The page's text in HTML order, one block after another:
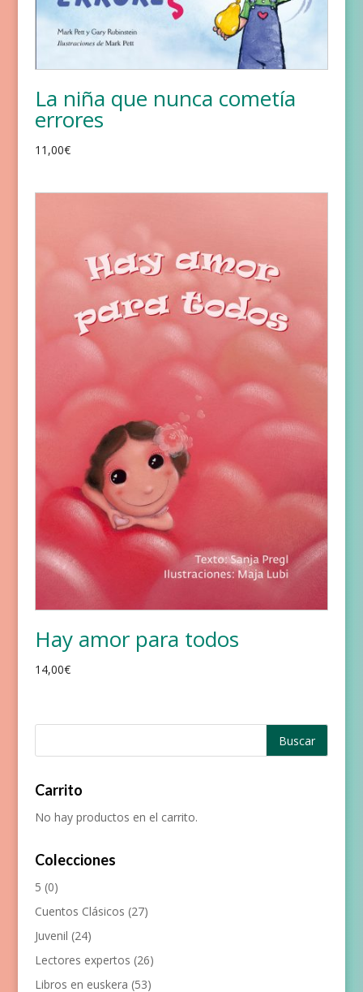
La niña que nunca cometía
errores
11,00€
Hay amor para todos
14,00€
Carrito
No hay productos en el carrito.
Colecciones
5 (0)
Cuentos Clásicos (27)
Juvenil (24)
Lectores expertos (26)
Libros en euskera (53)